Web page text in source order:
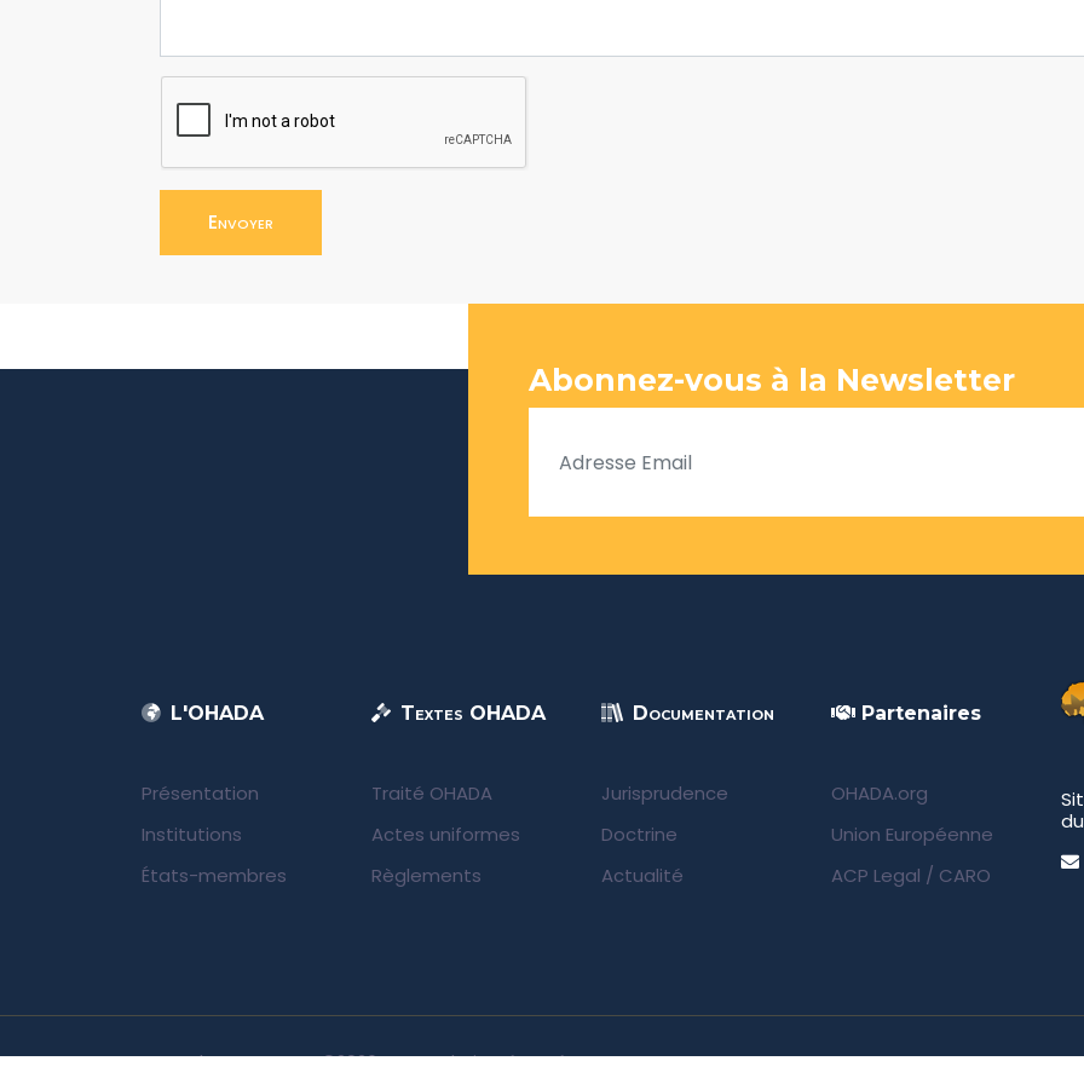
Envoyer
Abonnez-vous à la Newsletter
L'OHADA
Présentation
Institutions
États-membres
Textes OHADA
Traité OHADA
Actes uniformes
Règlements
Documentation
Jurisprudence
Doctrine
Actualité
Partenaires
OHADA.org
Union Européenne
ACP Legal / CARO
UNIDA | OHADA.com©2026 • Tous droits réservés